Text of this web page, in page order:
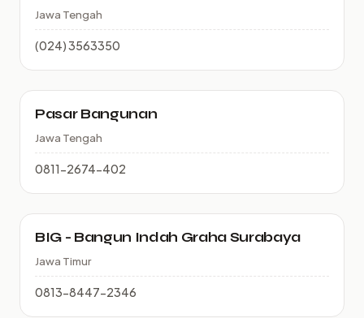
Jawa Tengah
(024) 3563350
Pasar Bangunan
Jawa Tengah
0811-2674-402
BIG - Bangun Indah Graha Surabaya
Jawa Timur
0813-8447-2346